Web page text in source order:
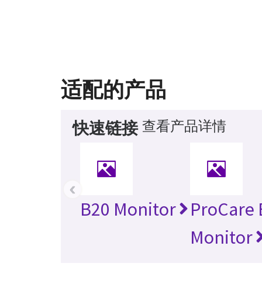
适配的产品
快速链接 查看产品详情
B20 Monitor
ProCare
Monitor
‹